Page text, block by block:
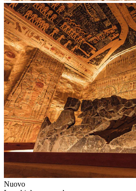
Nuovo